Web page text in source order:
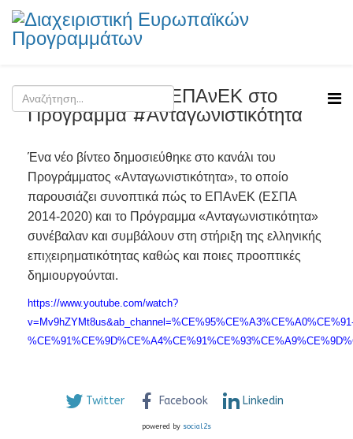
Βίντεο: Από το #ΕΠΑνΕΚ στο
Πρόγραμμα #Ανταγωνιστικότητα
Ένα νέο βίντεο δημοσιεύθηκε στο κανάλι του
Προγράμματος «Ανταγωνιστικότητα», το οποίο
παρουσιάζει συνοπτικά πώς το ΕΠΑνΕΚ (ΕΣΠΑ
2014-2020) και το Πρόγραμμα «Ανταγωνιστικότητα»
συνέβαλαν και συμβάλουν στη στήριξη της ελληνικής
επιχειρηματικότητας καθώς και ποιες προοπτικές
δημιουργούνται.
https://www.youtube.com/watch?
Twitter Facebook Linkedin
powered by social2s